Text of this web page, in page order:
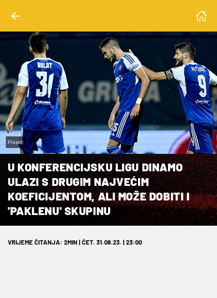
Pixsell
U KONFERENCIJSKU LIGU DINAMO
ULAZI S DRUGIM NAJVEĆIM
KOEFICIJENTOM, ALI MOŽE DOBITI I
'PAKLENU' SKUPINU
VRIJEME ČITANJA: 2MIN | ČET. 31.08.23. | 23:00